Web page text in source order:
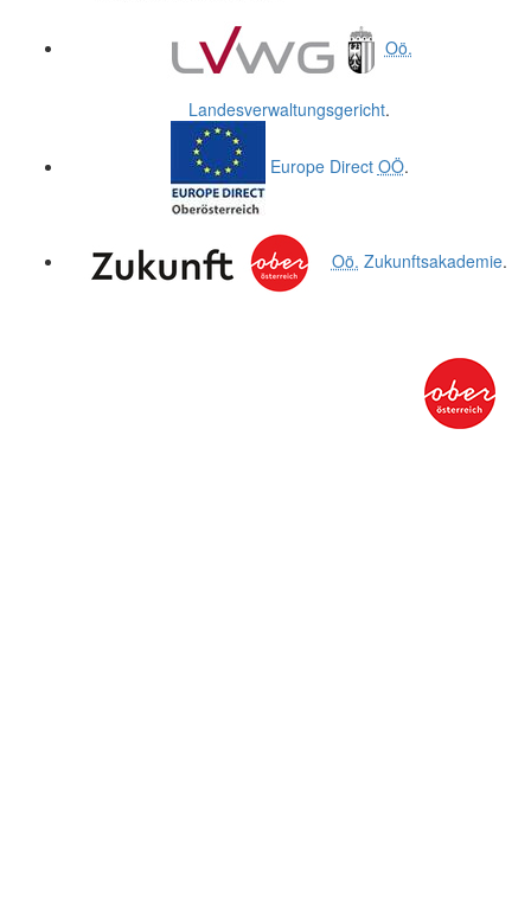
Oö.
Landesverwaltungsgericht.
Europe Direct OÖ.
Oö. Zukunftsakademie.